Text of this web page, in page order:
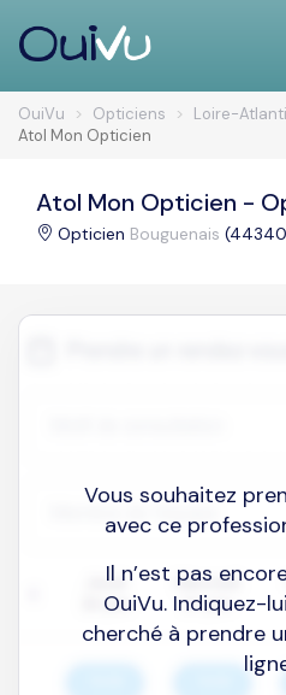
OuiVu Opticiens Loire-
Atol Mon Opticien
Atol Mon Opticien -
Opticien Bouguenais
Vous souhaitez
avec ce
Il n’est pas
OuiVu. Indiquez-
cherché à prendre